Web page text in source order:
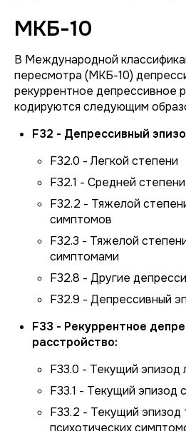
МКБ-10
В Международной
пересмотра (МКБ-10)
рекуррентное депрессивное
кодируются следующим
F32 - Депрессивный
F32.0 - Легкой степени
F32.1 - Средней степени
F32.2 - Тяжелой
симптомов
F32.3 - Тяжелой
симптомами
F32.8 - Другие
F32.9 - Депрессивный
F33 - Рекуррентное
расстройство:
F33.0 - Текущий эпизод
F33.1 - Текущий эпизод
F33.2 - Текущий
психотических